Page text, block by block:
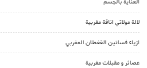
لالة مولاتي اناقة مغربية
ازياء فساتين القفطان المغربي
عصائر و مقبلات مغربية